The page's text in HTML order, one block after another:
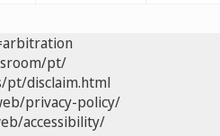
pt/
pt/disclaim.html
privacy-policy/
accessibility/